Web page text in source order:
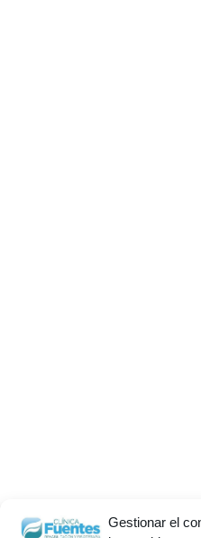
Gestionar el